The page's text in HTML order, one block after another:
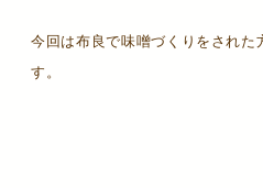
今回は布良で味噌づくりをされた
す。